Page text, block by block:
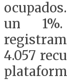
un
4.057